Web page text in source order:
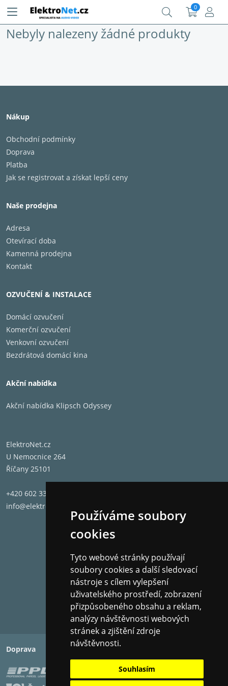
Používáme soubory
cookies
Tyto webové stránky používají
soubory cookies a další sledovací
nástroje s cílem vylepšení
uživatelského prostředí, zobrazení
přizpůsobeného obsahu a reklam,
analýzy návštěvnosti webových
stránek a zjištění zdroje
návštěvnosti.
Souhlasím
0
Nebyly nalezeny žádné produkty
Nákup
Obchodní podmínky
Doprava
Platba
Jak se registrovat a získat lepší ceny
Naše prodejna
Adresa
Otevírací doba
Kamenná prodejna
Kontakt
OZVUČENÍ & INSTALACE
Domácí ozvučení
Komerční ozvučení
Venkovní ozvučení
Bezdrátová domácí kina
Akční nabídka
Akční nabídka Klipsch Odyssey
ElektroNet.cz
U Nemocnice 264
Říčany 25101
+420 602 331 662
info@elektronet.cz
Doprava Platba